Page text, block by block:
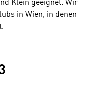
Klein geeignet. Wir
in Wien, in denen